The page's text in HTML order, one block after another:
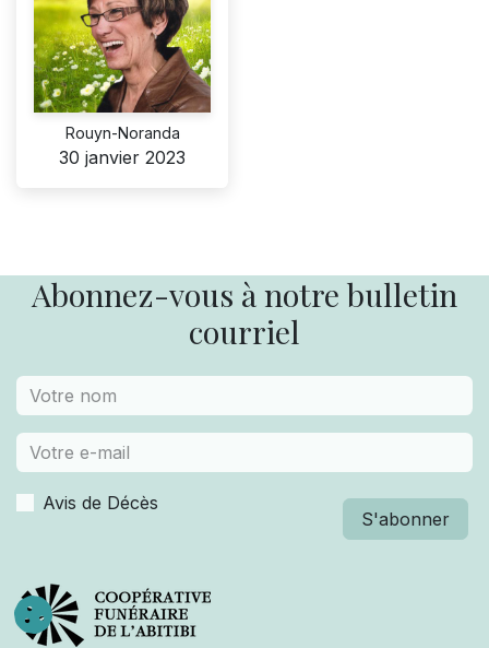
Rouyn-Noranda
30 janvier 2023
Abonnez-vous à notre bulletin
courriel
Avis de Décès
S'abonner